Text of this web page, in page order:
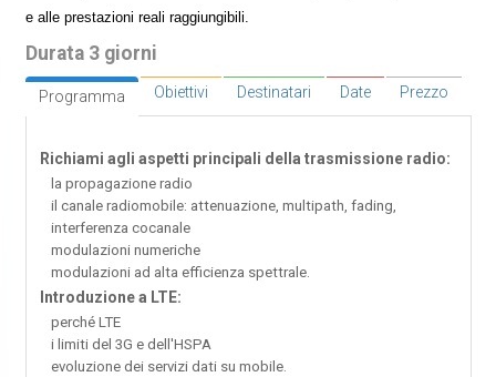
e alle prestazioni reali raggiungibili.
Durata 3 giorni
Programma Obiettivi Destinatari Date Prezzo
Richiami agli aspetti principali della trasmissione radio:
la propagazione radio
il canale radiomobile: attenuazione, multipath, fading,
interferenza cocanale
modulazioni numeriche
modulazioni ad alta efficienza spettrale.
Introduzione a LTE:
perché LTE
i limiti del 3G e dell'HSPA
evoluzione dei servizi dati su mobile.